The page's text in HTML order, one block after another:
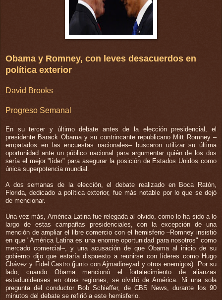
Obama y Romney, con leves desacuerdos en
política exterior
David Brooks
Progreso Semanal
En su tercer y último debate antes de la elección presidencial, el
presidente Barack Obama y su contrincante republicano Mitt Romney –
empatados en las encuestas nacionales– buscaron utilizar su última
oportunidad ante un público nacional para argumentar quién de los dos
sería el mejor "líder" para asegurar la posición de Estados Unidos como
única superpotencia mundial.
A dos semanas de la elección, el debate realizado en Boca Ratón,
Florida, dedicado a política exterior, fue más notable por lo que se dejó
de mencionar.
Una vez más, América Latina fue relegada al olvido, como lo ha sido a lo
largo de estas campañas presidenciales, con la excepción de una
mención de ampliar el libre comercio con el hemisferio –Romney insistió
en que "América Latina es una enorme oportunidad para nosotros" como
mercado comercial–, y una acusación de que Obama al inicio de su
gobierno dijo que estaría dispuesto a reunirse con líderes como Hugo
Chávez y Fidel Castro (junto con Ajmadineyad y otros enemigos). Por su
lado, cuando Obama mencionó el fortalecimiento de alianzas
estadunidenses en otras regiones, se olvidó de América. Ni una sola
pregunta del conductor Bob Schieffer, de CBS News, durante los 90
minutos del debate se refirió a este hemisferio.